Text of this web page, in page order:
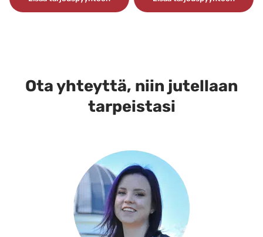
Ota yhteyttä, niin jutellaan
tarpeistasi